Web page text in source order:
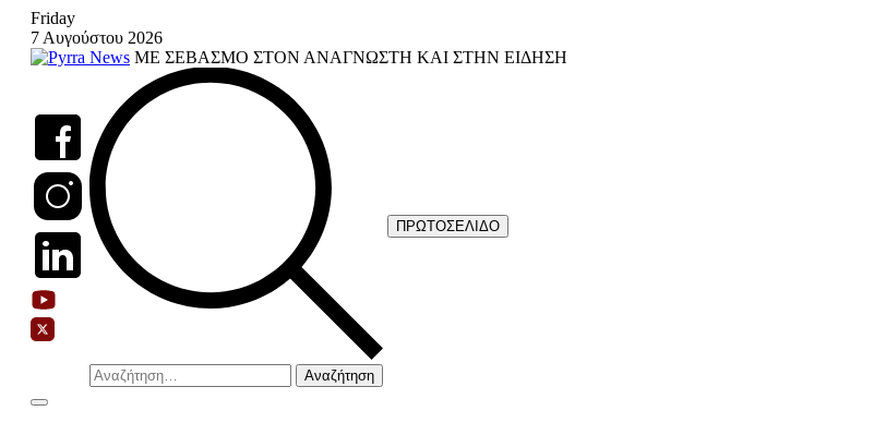
Skip
content
Friday
7 Αυγούστου 2026
ΜΕ ΣΕΒΑΣΜΟ ΣΤΟΝ ΑΝΑΓΝΩΣΤΗ ΚΑΙ ΣΤΗΝ ΕΙΔΗΣΗ
Αναζήτηση
για:
ΠΡΩΤΟΣΕΛΙΔΟ